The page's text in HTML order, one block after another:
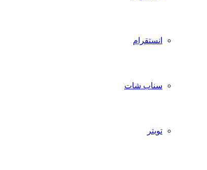
انستقرام
سناب شات
تويتر